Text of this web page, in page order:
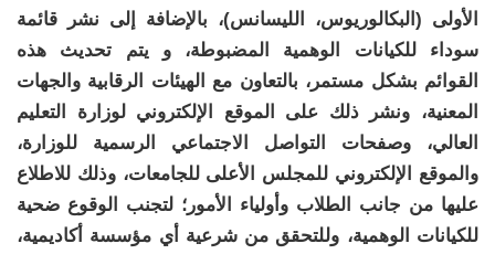
الأولى (البكالوريوس، الليسانس)، بالإضافة إلى نشر قائمة
سوداء للكيانات الوهمية المضبوطة، و يتم تحديث هذه
القوائم بشكل مستمر، بالتعاون مع الهيئات الرقابية والجهات
المعنية، ونشر ذلك على الموقع الإلكتروني لوزارة التعليم
العالي، وصفحات التواصل الاجتماعي الرسمية للوزارة،
والموقع الإلكتروني للمجلس الأعلى للجامعات، وذلك للاطلاع
عليها من جانب الطلاب وأولياء الأمور؛ لتجنب الوقوع ضحية
للكيانات الوهمية، وللتحقق من شرعية أي مؤسسة أكاديمية،